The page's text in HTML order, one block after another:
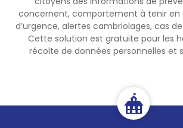
concernent, comportement à tenir en
d’urgence, alertes cambriolages, cas
Cette solution est gratuite pour les
récolte de données personnelles et